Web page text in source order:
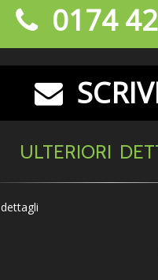
0174
ULTERIORI
dettagli